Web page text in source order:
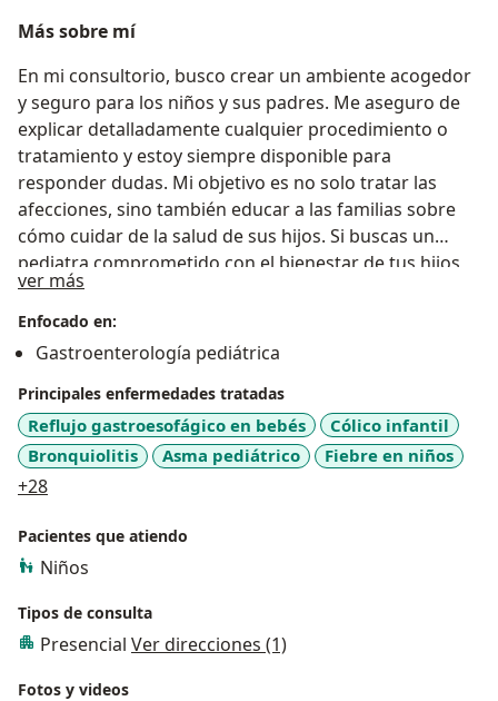
Más sobre mí
En mi consultorio, busco crear un ambiente acogedor
y seguro para los niños y sus padres. Me aseguro de
explicar detalladamente cualquier procedimiento o
tratamiento y estoy siempre disponible para
responder dudas. Mi objetivo es no solo tratar las
afecciones, sino también educar a las familias sobre
cómo cuidar de la salud de sus hijos. Si buscas un
pediatra comprometido con el bienestar de tus hijos,
no dudes en contactarme. Estoy aquí para ayudar en
lo que sea necesario y brindar atención médica de
calidad a los niños de Chihuahua.
ver más
Enfocado en:
Gastroenterología pediátrica
Principales enfermedades tratadas
Reflujo gastroesofágico en bebés
Cólico infantil
Bronquiolitis
Asma pediátrico Fiebre en niños
+28a11y_sr_more_diseases
Pacientes que atiendo
Niños
Tipos de consulta
Presencial Ver direcciones (1)
Fotos y videos